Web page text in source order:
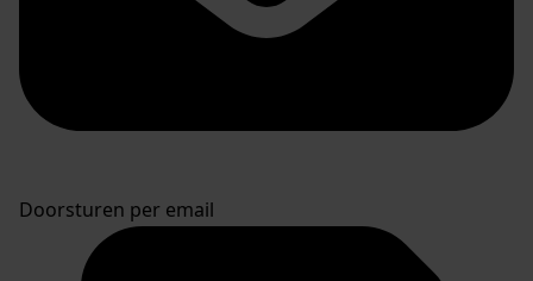
Doorsturen per email